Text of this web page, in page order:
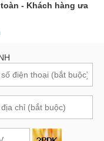
- Khách hàng ưa